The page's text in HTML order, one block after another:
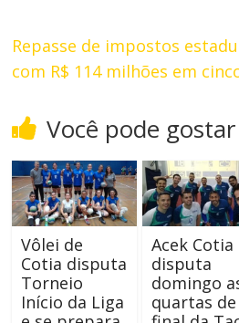
Repasse de impostos
com R$ 114 milhões em
Você pode
Vôlei de
Cotia disputa
Torneio
Início da Liga
Acek Cotia
disputa
domingo
quartas de